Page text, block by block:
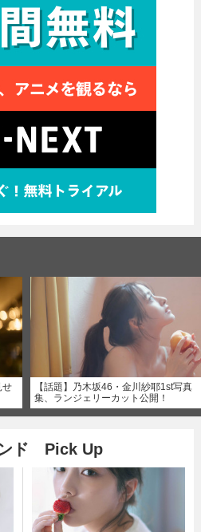
せ
【話題】乃木坂46・金川紗耶1st写真
集、ランジェリーカット公開！
ンド Pick Up